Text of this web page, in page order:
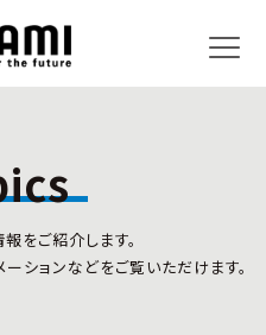
内容
イクルサービス
家電リサイクル法
をご紹介します。
ションなどをご覧いただけます。